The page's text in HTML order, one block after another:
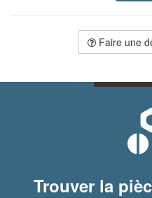
Faire une
Trouver la